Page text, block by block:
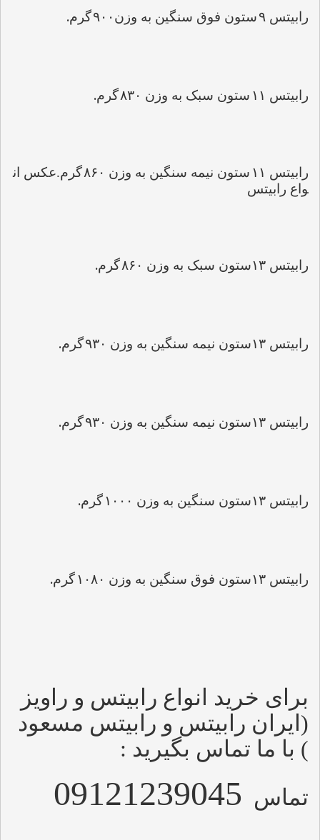
رابیتس ۹ستون فوق سنگین به وزن۹۰۰گرم.
رابیتس ۱۱ ستون سبک به وزن ۸۳۰گرم.
رابیتس ۱۱ ستون نیمه سنگین به وزن ۸۶۰گرم.عکس ان
واع رابیتس
رابیتس ۱۳ستون سبک به وزن ۸۶۰گرم.
رابیتس ۱۳ستون نیمه سنگین به وزن ۹۳۰گرم.
رابیتس ۱۳ستون نیمه سنگین به وزن ۹۳۰گرم.
رابیتس ۱۳ستون سنگین به وزن ۱۰۰۰گرم.
رابیتس ۱۳ستون فوق سنگین به وزن ۱۰۸۰گرم.
) با ما تماس بگیرید :
تماس 09121239045